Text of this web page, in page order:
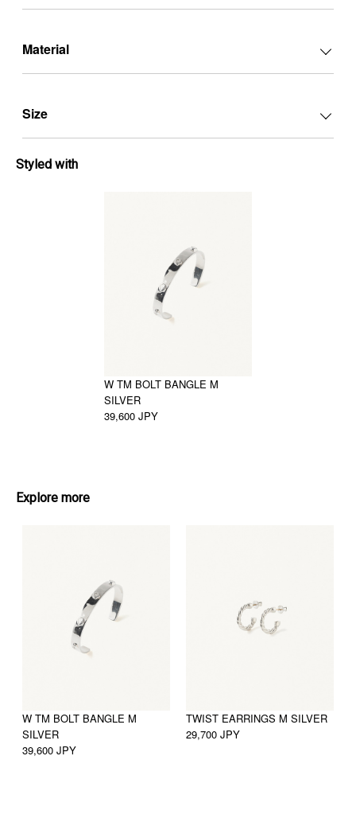
Material
Size
Styled with
W TM BOLT BANGLE M
SILVER
39,600 JPY
Explore more
W TM BOLT BANGLE M
SILVER
39,600 JPY
TWIST EARRINGS M SILVER
29,700 JPY